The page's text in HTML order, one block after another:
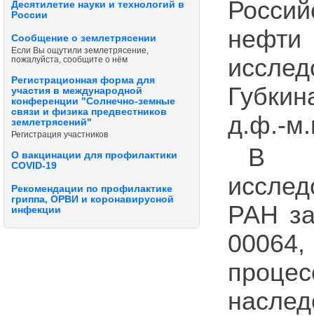
Десятилетие науки и технологий в
России
Сообщение о землетрясении
Если Вы ощутили землетрясение,
пожалуйста, сообщите о нём
Регистрационная форма для
участия в международной
конференции "Солнечно-земные
связи и физика предвестников
землетрясений"
Регистрация участников
О вакцинации для профилактики
COVID-19
Рекомендации по профилактике
гриппа, ОРВИ и коронавирусной
инфекции
д.ф.-
В
РАН